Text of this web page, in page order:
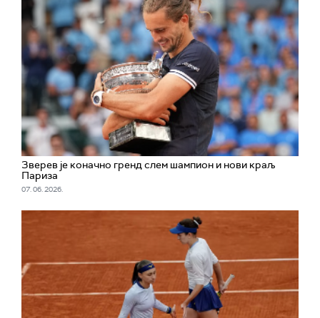
Зверев је коначно гренд слем шампион и нови краљ
Париза
07. 06. 2026.